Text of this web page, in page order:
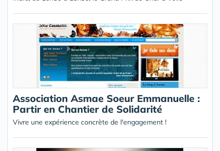
Association Asmae Soeur Emmanuelle :
Partir en Chantier de Solidarité
Vivre une expérience concrète de l'engagement !